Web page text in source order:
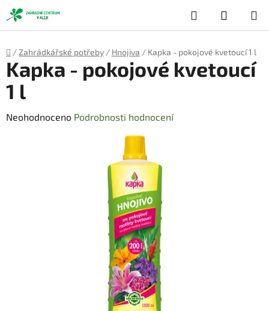
Přejít
na
obsah
Hledat
KOŠÍK
Domů
/ Zahrádkářské potřeby / Hnojiva / Kapka - pokojové kvetoucí 1 l
Kapka - pokojové kvetoucí
1 l
Průměrné
Neohodnoceno Podrobnosti hodnocení